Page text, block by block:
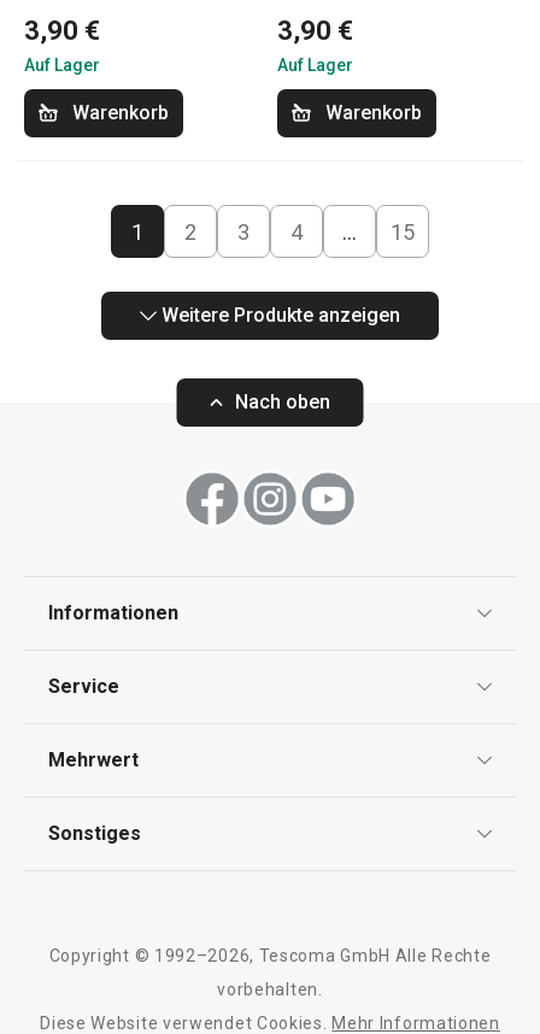
3,90 €
Auf Lager
Warenkorb
3,90 €
Auf Lager
Warenkorb
1 2 3 4 … 15
Weitere Produkte anzeigen
Nach oben
Informationen
Impressum
Service
Kontaktformular
Mehrwert
Qualität
Sonstiges
Copyright © 1992–2026, Tescoma GmbH Alle Rechte
vorbehalten.
Diese Website verwendet Cookies.
Mehr Informationen